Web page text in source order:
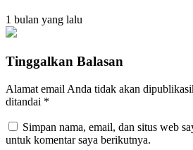
1 bulan yang lalu
Tinggalkan Balasan
Alamat email Anda tidak akan
ditandai *
Simpan nama, email, dan situs web
untuk komentar saya berikutnya.